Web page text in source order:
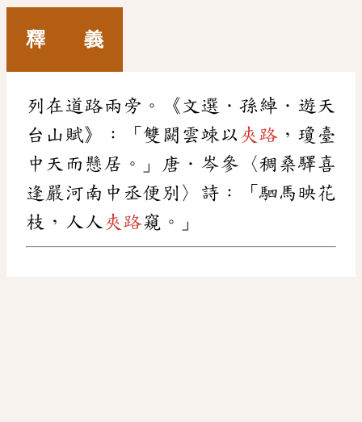
釋 義
列在道路兩旁。《文選．孫綽．遊天
台山賦》：「雙闕雲竦以 夾路 ，瓊臺
中天而懸居。」唐．岑參〈稠桑驛喜
逢嚴河南中丞便別〉詩：「駟馬映花
枝，人人夾路窺。」